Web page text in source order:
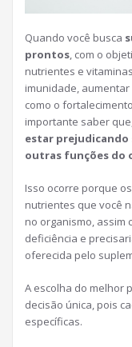
Quando você busca
prontos, com o
nutrientes e
imunidade,
como o
importante saber
estar
outras funções do
Isso ocorre porque
nutrientes que você
no organismo, assim
deficiência e
oferecida pelo
A escolha do melhor
decisão única, pois
específicas.